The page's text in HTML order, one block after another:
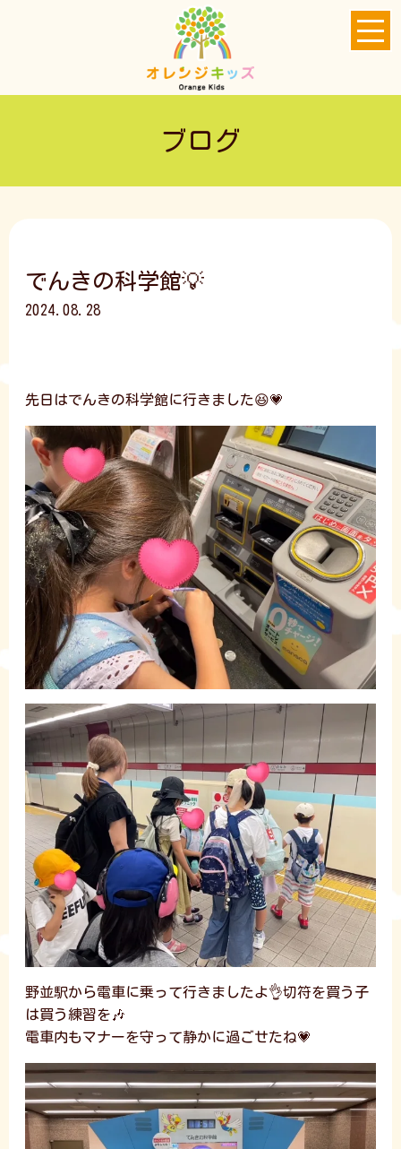
ブログ
でんきの科学館💡
2024.08.28
先日はでんきの科学館に行きました😆💗
野並駅から電車に乗って行きましたよ👌切符を買う子
は買う練習を🎶
電車内もマナーを守って静かに過ごせたね💗